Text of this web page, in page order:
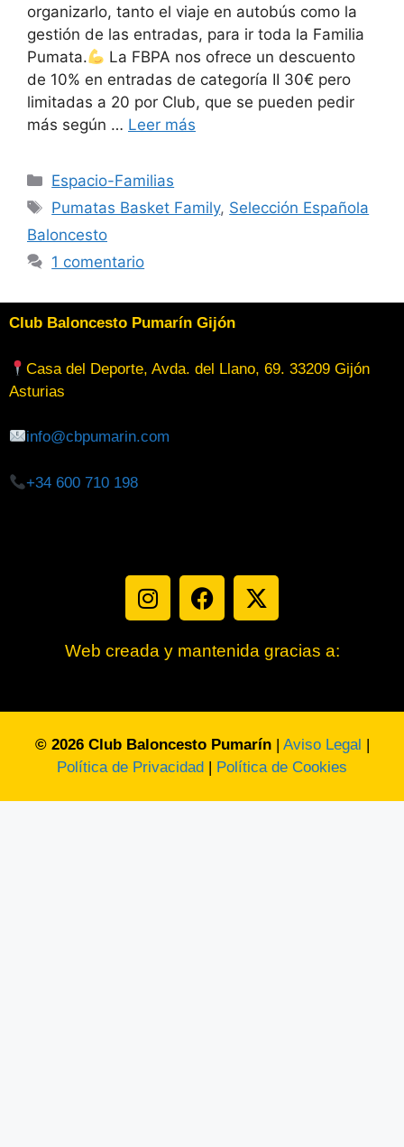
organizarlo, tanto el viaje en autobús como la
gestión de las entradas, para ir toda la Familia
Pumata.
La FBPA nos ofrece un descuento
de 10% en entradas de categoría II 30€ pero
limitadas a 20 por Club, que se pueden pedir
más según … Leer más
Espacio-Familias
Pumatas Basket Family, Selección Española
Baloncesto
1 comentario
Club Baloncesto Pumarín Gijón
Casa del Deporte, Avda. del Llano, 69. 33209 Gijón
Asturias
info@cbpumarin.com
+34 600 710 198
Web creada y mantenida gracias a:
© 2026 Club Baloncesto Pumarín| Aviso Legal |
Política de Privacidad | Política de Cookies